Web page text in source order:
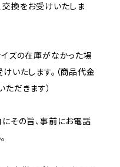
換をお受けいたしま
ズの在庫がなかった場
いたします。（商品代金
だきます）
その旨、事前にお電話